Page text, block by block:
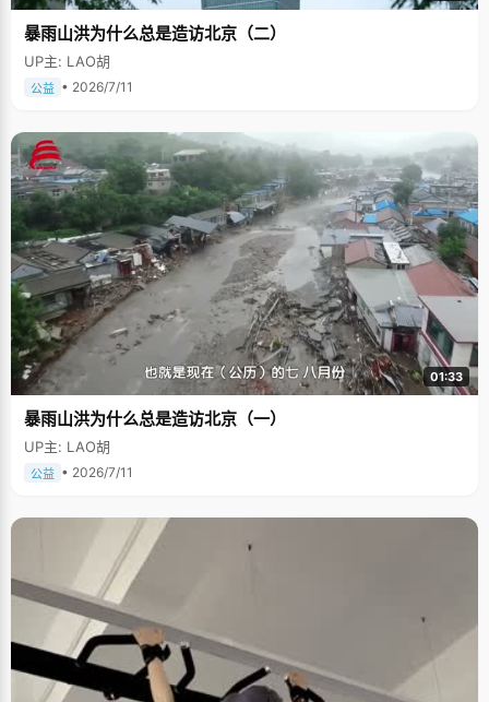
暴雨山洪为什么总是造访北京（二）
UP主: LAO胡
公益 • 2026/7/11
01:33
暴雨山洪为什么总是造访北京（一）
UP主: LAO胡
公益 • 2026/7/11